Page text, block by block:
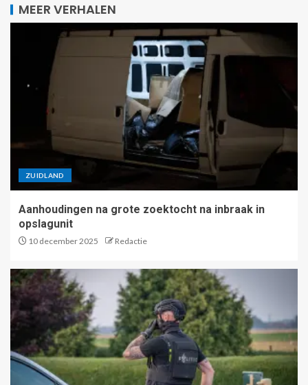
MEER VERHALEN
ZUIDLAND
Aanhoudingen na grote zoektocht na inbraak in
opslagunit
10 december 2025 Redactie